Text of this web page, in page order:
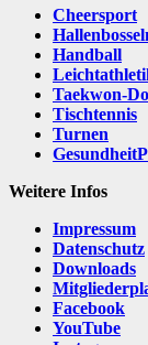
Cheersport
Handball
Taekwon-Do
Tischtennis
Turnen
Weitere Infos
Impressum
Datenschutz
Downloads
Facebook
YouTube